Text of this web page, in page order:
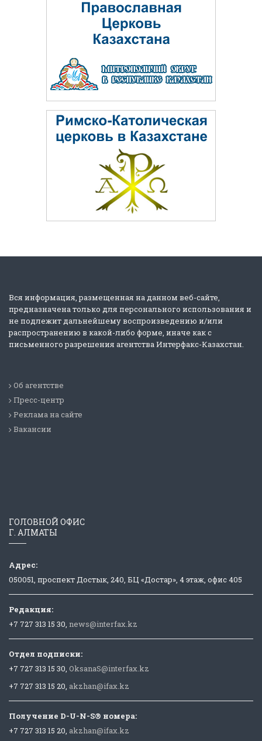
Вся информация, размещенная на данном веб-сайте,
предназначена только для персонального использования и
не подлежит дальнейшему воспроизведению и/или
распространению в какой-либо форме, иначе как с
письменного разрешения агентства Интерфакс-Казахстан.
Об агентстве
Пресс-центр
Реклама на сайте
Вакансии
ГОЛОВНОЙ ОФИС
Г. АЛМАТЫ
Адрес:
050051, проспект Достык, 240, БЦ «Достар», 4 этаж, офис 405
Редакция:
+7 727 313 15 30, news@interfax.kz
Отдел подписки:
+7 727 313 15 30, OksanaS@interfax.kz
+7 727 313 15 20, akzhan@ifax.kz
Получение D-U-N-S® номера:
+7 727 313 15 20, akzhan@ifax.kz